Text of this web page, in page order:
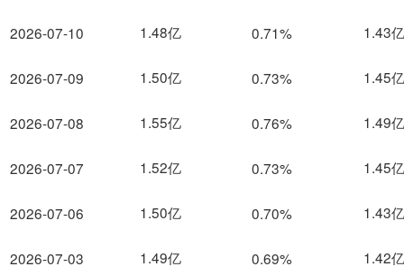
2026-07-10
2026-07-09
2026-07-08
2026-07-07
2026-07-06
2026-07-03
1.48亿 0.71% 1.43亿
1.50亿 0.73% 1.45亿
1.55亿 0.76% 1.49亿
1.52亿 0.73% 1.45亿
1.50亿 0.70% 1.43亿
1.49亿 0.69% 1.42亿